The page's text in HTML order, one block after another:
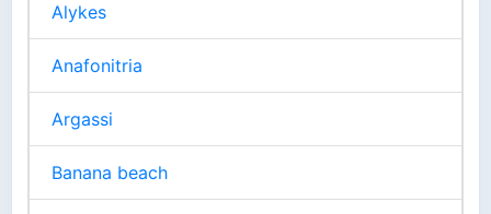
Alykes
Anafonitria
Argassi
Banana beach